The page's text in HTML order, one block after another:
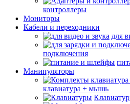
контроллеры
Мониторы
Кабели и переходники
для
подключения
Манипуляторы
клавиатура + мышь